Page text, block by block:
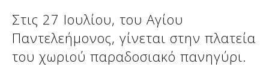
Στις 27 Ιουλίου, του Αγίου
Παντελεήμονος, γίνεται στην πλατεία
του χωριού παραδοσιακό πανηγύρι.